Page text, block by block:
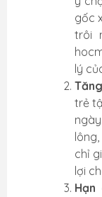
gốc
trôi
lý
trẻ
chỉ
lợi